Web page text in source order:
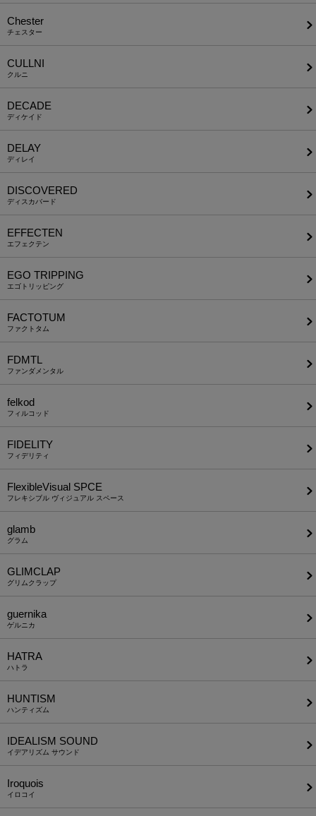
Chester
チェスター
CULLNI
クルニ
DECADE
ディケイド
DELAY
ディレイ
DISCOVERED
ディスカバード
EFFECTEN
エフェクテン
EGO TRIPPING
エゴトリッピング
FACTOTUM
ファクトタム
FDMTL
ファンダメンタル
felkod
フィルコッド
FIDELITY
フィデリティ
FlexibleVisual SPCE
フレキシブル ヴィジュアル スペース
glamb
グラム
GLIMCLAP
グリムクラップ
guernika
ゲルニカ
HATRA
ハトラ
HUNTISM
ハンティズム
IDEALISM SOUND
イデアリズム サウンド
Iroquois
イロコイ